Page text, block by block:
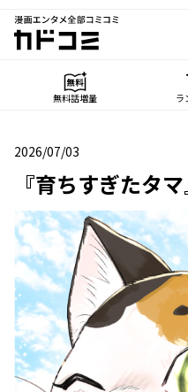
漫画エンタメ全部コミコミ
カドコミ
無料話増量 ラ
2026/07/03
2026年07月03日
『育ちすぎたタ